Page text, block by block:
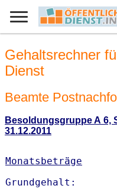
Gehaltsrechner
Dienst
Beamte
Besoldungsgruppe A 6,
31.12.2011
Monatsbeträge